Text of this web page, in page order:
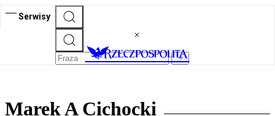
Serwisy
Marek A Cichocki